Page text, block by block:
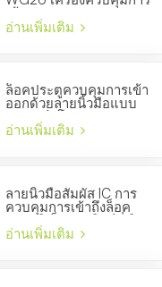
เข้าออกประตูแบบ
สแตนด์อโลน
อ่านเพิ่มเติม
ล็อคประตูควบคุมการเข้า
ออกด้วยลายนิ้วมือแบบ
สแตนด์อโลน WG26
เครื่องอ่านบัตรประจำตัว
อ่านเพิ่มเติม
ลายนิ้วมือสัมผัส IC การ
ควบคุมการเข้าถึงล็อค
ประตูอิเล็กทรอนิกส์ที่เปิด
ประตูเครื่องอ่านปุ่มกด
อ่านเพิ่มเติม